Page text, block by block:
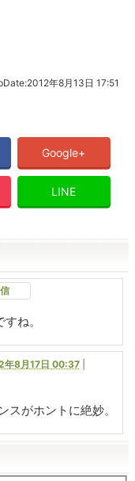
:2012年8月13日 17:51
Google+
LINE
ね。
年8月17日 00:37|
スがホントに絶妙。